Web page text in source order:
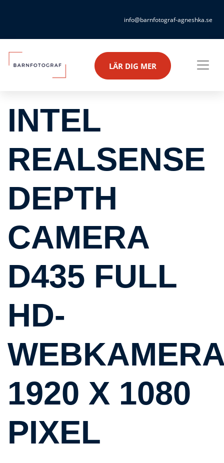
info@barnfotograf-agneshka.se
LÄR DIG MER
INTEL
REALSENSE
DEPTH
CAMERA
D435 FULL
HD-
WEBKAMERA
1920 X 1080
PIXEL